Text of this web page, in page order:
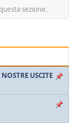
sezione.
USCITE